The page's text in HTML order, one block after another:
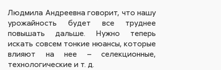
Людмила Андреевна говорит, что нашу
урожайность будет все труднее
повышать дальше. Нужно теперь
искать совсем тонкие нюансы, которые
влияют на нее – селекционные,
технологические и т. д.